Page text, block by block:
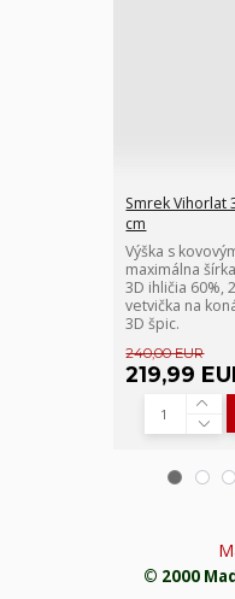
Smrek Vihorlat
cm
Výška s
maximálna
3D ihličia 60%,
vetvička na
3D špic.
240,00 EUR
219,99
© 2000